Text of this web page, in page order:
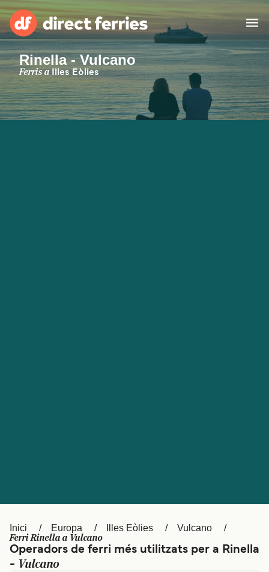
Països
Bitllets de Ferry
Ελλάδα Belgique (FR)
Polska Deutschland
Schweiz (DE) Norge
Rinella - Vulcano
Ferris aIlles Eòlies
Inici Europa Illes Eòlies Vulcano
Ferri Rinella a Vulcano
Operadors de ferri més utilitzats per a Rinella
- Vulcano